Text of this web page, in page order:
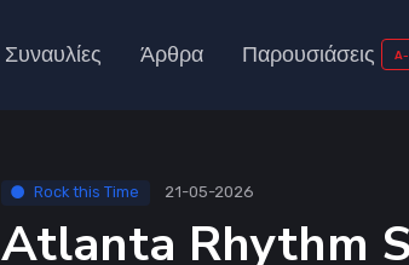
Συναυλίες Άρθρα Παρουσιάσεις A-
Rock this Time 21-05-2026
Atlanta Rhythm